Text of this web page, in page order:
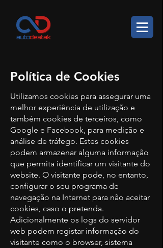
Política de Cookies
Utilizamos cookies para assegurar uma
melhor experiência de utilização e
também cookies de terceiros, como
Google e Facebook, para medição e
análise de tráfego. Estes cookies
podem armazenar alguma informação
que permita identificar um visitante do
website. O visitante pode, no entanto,
configurar o seu programa de
navegação na Internet para não aceitar
cookies, caso o pretenda.
Adicionalmente os logs do servidor
web podem registar informação do
visitante como o browser, sistema